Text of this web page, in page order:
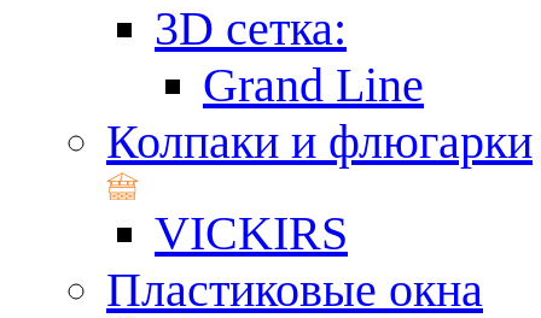
3D сетка:
Grand Line
Колпаки и флюгарки
VICKIRS
Пластиковые окна